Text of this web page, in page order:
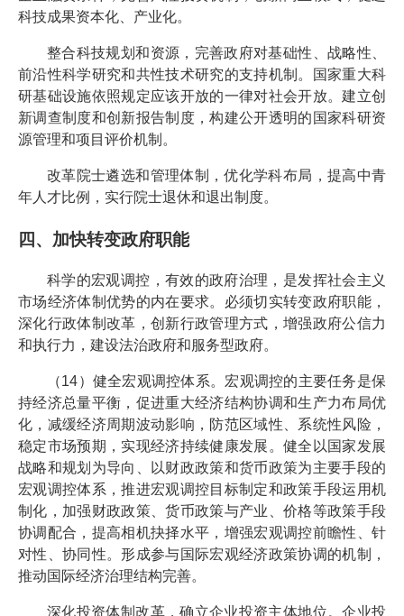
科技成果资本化、产业化。
整合科技规划和资源，完善政府对基础性、战略性、
前沿性科学研究和共性技术研究的支持机制。国家重大科
研基础设施依照规定应该开放的一律对社会开放。建立创
新调查制度和创新报告制度，构建公开透明的国家科研资
源管理和项目评价机制。
改革院士遴选和管理体制，优化学科布局，提高中青
年人才比例，实行院士退休和退出制度。
四、加快转变政府职能
科学的宏观调控，有效的政府治理，是发挥社会主义
市场经济体制优势的内在要求。必须切实转变政府职能，
深化行政体制改革，创新行政管理方式，增强政府公信力
和执行力，建设法治政府和服务型政府。
（14）健全宏观调控体系。宏观调控的主要任务是保
持经济总量平衡，促进重大经济结构协调和生产力布局优
化，减缓经济周期波动影响，防范区域性、系统性风险，
稳定市场预期，实现经济持续健康发展。健全以国家发展
战略和规划为导向、以财政政策和货币政策为主要手段的
宏观调控体系，推进宏观调控目标制定和政策手段运用机
制化，加强财政政策、货币政策与产业、价格等政策手段
协调配合，提高相机抉择水平，增强宏观调控前瞻性、针
对性、协同性。形成参与国际宏观经济政策协调的机制，
推动国际经济治理结构完善。
深化投资体制改革，确立企业投资主体地位。企业投